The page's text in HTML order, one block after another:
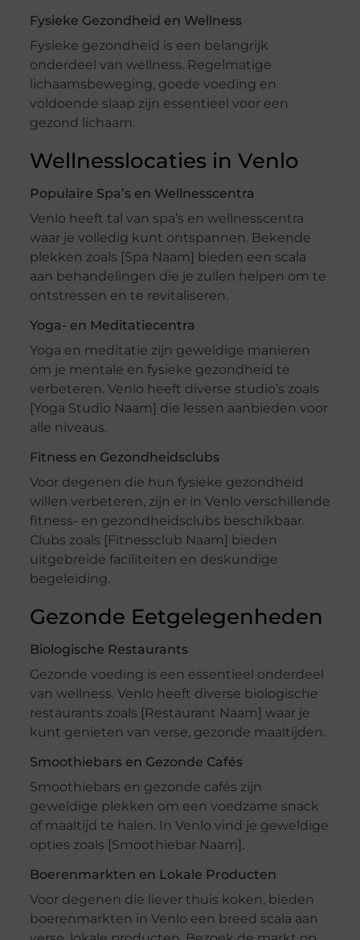
Fysieke Gezondheid en Wellness
Fysieke gezondheid is een belangrijk
onderdeel van wellness. Regelmatige
lichaamsbeweging, goede voeding en
voldoende slaap zijn essentieel voor een
gezond lichaam.
Wellnesslocaties in Venlo
Populaire Spa’s en Wellnesscentra
Venlo heeft tal van spa’s en wellnesscentra
waar je volledig kunt ontspannen. Bekende
plekken zoals [Spa Naam] bieden een scala
aan behandelingen die je zullen helpen om te
ontstressen en te revitaliseren.
Yoga- en Meditatiecentra
Yoga en meditatie zijn geweldige manieren
om je mentale en fysieke gezondheid te
verbeteren. Venlo heeft diverse studio’s zoals
[Yoga Studio Naam] die lessen aanbieden voor
alle niveaus.
Fitness en Gezondheidsclubs
Voor degenen die hun fysieke gezondheid
willen verbeteren, zijn er in Venlo verschillende
fitness- en gezondheidsclubs beschikbaar.
Clubs zoals [Fitnessclub Naam] bieden
uitgebreide faciliteiten en deskundige
begeleiding.
Gezonde Eetgelegenheden
Biologische Restaurants
Gezonde voeding is een essentieel onderdeel
van wellness. Venlo heeft diverse biologische
restaurants zoals [Restaurant Naam] waar je
kunt genieten van verse, gezonde maaltijden.
Smoothiebars en Gezonde Cafés
Smoothiebars en gezonde cafés zijn
geweldige plekken om een voedzame snack
of maaltijd te halen. In Venlo vind je geweldige
opties zoals [Smoothiebar Naam].
Boerenmarkten en Lokale Producten
Voor degenen die liever thuis koken, bieden
boerenmarkten in Venlo een breed scala aan